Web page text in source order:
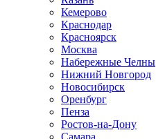
Кемерово
Краснодар
Красноярск
Москва
Набережные Челны
Нижний Новгород
Новосибирск
Оренбург
Пенза
Ростов-на-Дону
Самара